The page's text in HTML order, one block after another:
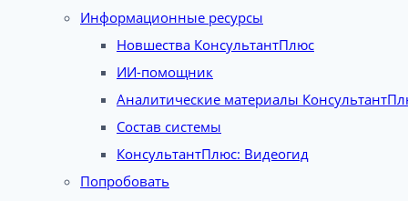
Информационные ресурсы
Новшества КонсультантПлюс
ИИ-помощник
Аналитические материалы
Состав системы
КонсультантПлюс: Видеогид
Попробовать